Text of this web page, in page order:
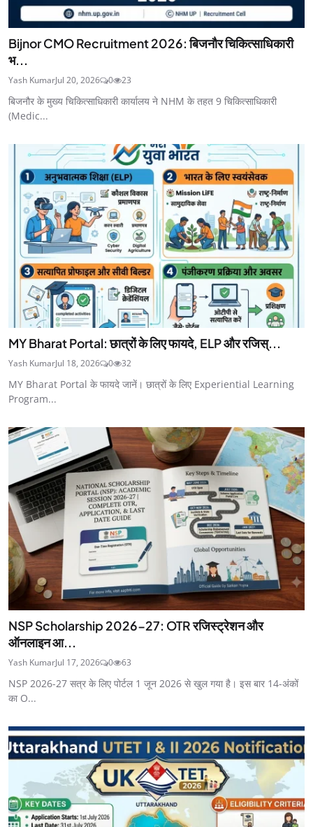
Bijnor CMO Recruitment 2026: बिजनौर चिकित्साधिकारी
भ...
Yash KumarJul 20, 2026 0 23
बिजनौर के मुख्य चिकित्साधिकारी कार्यालय ने NHM के तहत 9 चिकित्साधिकारी
(Medic...
MY Bharat Portal: छात्रों के लिए फायदे, ELP और रजिस्...
Yash KumarJul 18, 2026 0 32
MY Bharat Portal के फायदे जानें। छात्रों के लिए Experiential Learning
Program...
NSP Scholarship 2026-27: OTR रजिस्ट्रेशन और
ऑनलाइन आ...
Yash KumarJul 17, 2026 0 63
NSP 2026-27 सत्र के लिए पोर्टल 1 जून 2026 से खुल गया है। इस बार 14-अंकों
का O...